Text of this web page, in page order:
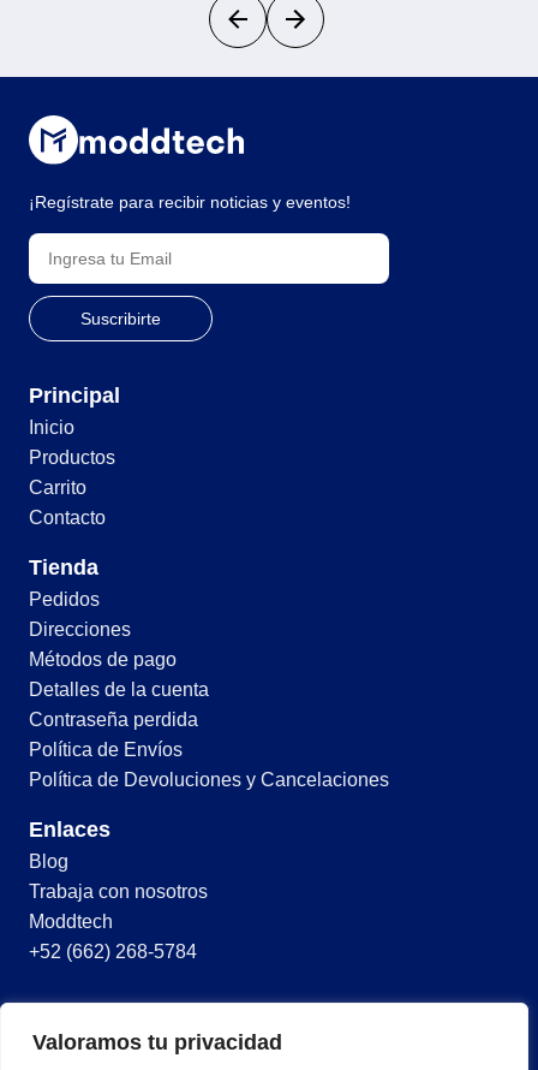
Valoramos tu privacidad
¡Regístrate para recibir noticias y eventos!
Principal
Inicio
Productos
Carrito
Contacto
Tienda
Pedidos
Direcciones
Métodos de pago
Detalles de la cuenta
Contraseña perdida
Política de Envíos
Política de Devoluciones y Cancelaciones
Enlaces
Blog
Trabaja con nosotros
Moddtech
+52 (662) 268-5784
© 2026 Todos los derechos reservados